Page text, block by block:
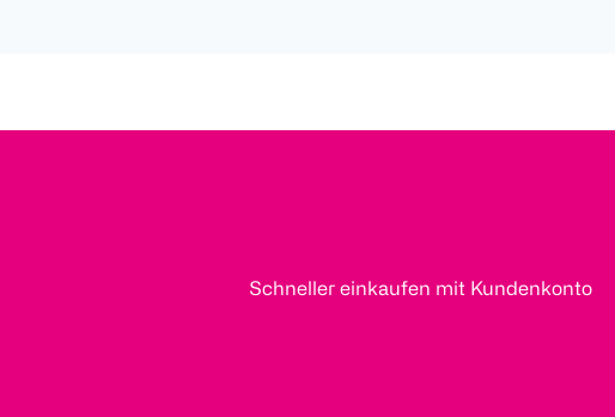
Schneller einkaufen mit Kundenkonto